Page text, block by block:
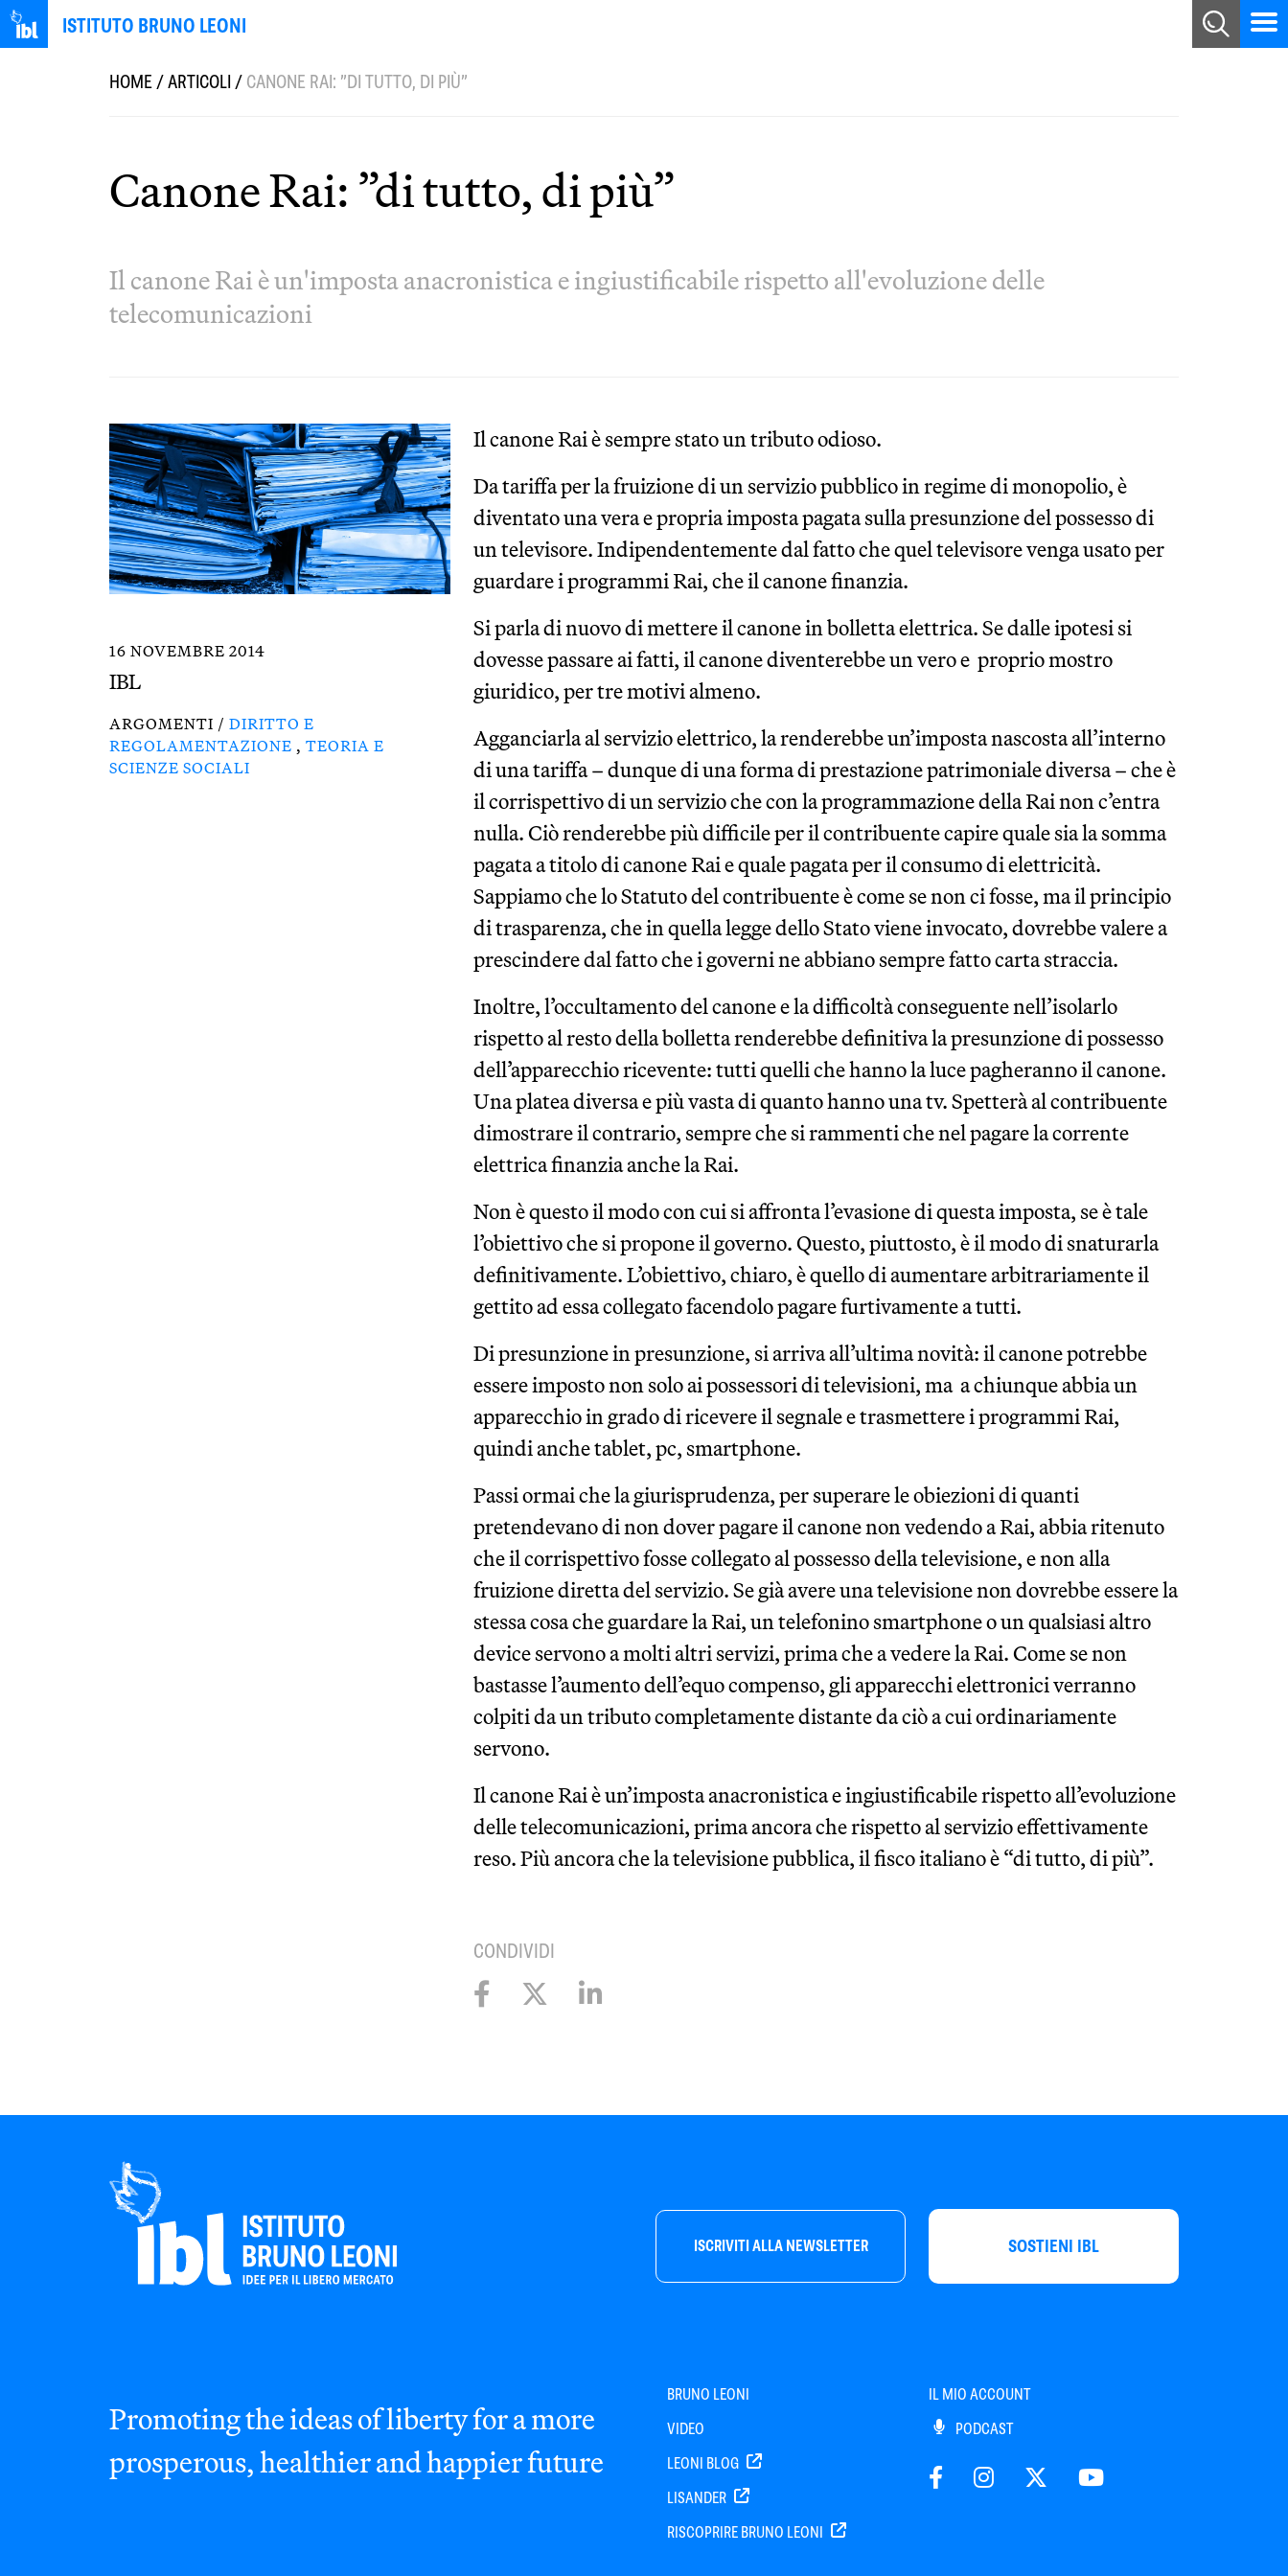
ISTITUTO BRUNO LEONI
HOME/ARTICOLI/CANONE RAI: ”DI TUTTO, DI PIÙ”
Canone Rai: ”di tutto, di più”
Il canone Rai è un'imposta anacronistica e ingiustificabile rispetto all'evoluzione delle
telecomunicazioni
16 NOVEMBRE 2014
IBL
ARGOMENTI / DIRITTO E
REGOLAMENTAZIONE , TEORIA E
SCIENZE SOCIALI
Il canone Rai è sempre stato un tributo odioso.
Da tariffa per la fruizione di un servizio pubblico in regime di monopolio, è
diventato una vera e propria imposta pagata sulla presunzione del possesso di
un televisore. Indipendentemente dal fatto che quel televisore venga usato per
guardare i programmi Rai, che il canone finanzia.
Si parla di nuovo di mettere il canone in bolletta elettrica. Se dalle ipotesi si
dovesse passare ai fatti, il canone diventerebbe un vero e proprio mostro
giuridico, per tre motivi almeno.
Agganciarla al servizio elettrico, la renderebbe un’imposta nascosta all’interno
di una tariffa – dunque di una forma di prestazione patrimoniale diversa – che è
il corrispettivo di un servizio che con la programmazione della Rai non c’entra
nulla. Ciò renderebbe più difficile per il contribuente capire quale sia la somma
pagata a titolo di canone Rai e quale pagata per il consumo di elettricità.
Sappiamo che lo Statuto del contribuente è come se non ci fosse, ma il principio
di trasparenza, che in quella legge dello Stato viene invocato, dovrebbe valere a
prescindere dal fatto che i governi ne abbiano sempre fatto carta straccia.
Inoltre, l’occultamento del canone e la difficoltà conseguente nell’isolarlo
rispetto al resto della bolletta renderebbe definitiva la presunzione di possesso
dell’apparecchio ricevente: tutti quelli che hanno la luce pagheranno il canone.
Una platea diversa e più vasta di quanto hanno una tv. Spetterà al contribuente
dimostrare il contrario, sempre che si rammenti che nel pagare la corrente
elettrica finanzia anche la Rai.
Non è questo il modo con cui si affronta l’evasione di questa imposta, se è tale
l’obiettivo che si propone il governo. Questo, piuttosto, è il modo di snaturarla
definitivamente. L’obiettivo, chiaro, è quello di aumentare arbitrariamente il
gettito ad essa collegato facendolo pagare furtivamente a tutti.
Di presunzione in presunzione, si arriva all’ultima novità: il canone potrebbe
essere imposto non solo ai possessori di televisioni, ma a chiunque abbia un
apparecchio in grado di ricevere il segnale e trasmettere i programmi Rai,
quindi anche tablet, pc, smartphone.
Passi ormai che la giurisprudenza, per superare le obiezioni di quanti
pretendevano di non dover pagare il canone non vedendo a Rai, abbia ritenuto
che il corrispettivo fosse collegato al possesso della televisione, e non alla
fruizione diretta del servizio. Se già avere una televisione non dovrebbe essere la
stessa cosa che guardare la Rai, un telefonino smartphone o un qualsiasi altro
device servono a molti altri servizi, prima che a vedere la Rai. Come se non
bastasse l’aumento dell’equo compenso, gli apparecchi elettronici verranno
colpiti da un tributo completamente distante da ciò a cui ordinariamente
servono.
Il canone Rai è un’imposta anacronistica e ingiustificabile rispetto all’evoluzione
delle telecomunicazioni, prima ancora che rispetto al servizio effettivamente
reso. Più ancora che la televisione pubblica, il fisco italiano è “di tutto, di più”.
CONDIVIDI
ISCRIVITI ALLA NEWSLETTER SOSTIENI IBL
Promoting the ideas of liberty for a more
prosperous, healthier and happier future
BRUNO LEONI
VIDEO
LEONI BLOG
LISANDER
RISCOPRIRE BRUNO LEONI
IL MIO ACCOUNT
PODCAST